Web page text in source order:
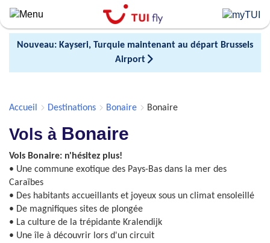
Skip
to
main
contentNouveau: Kayseri, Turquie maintenant au départ Brussels
Airport
Accueil Destinations Bonaire Bonaire
Vols à Bonaire
Vols Bonaire: n'hésitez plus!
• Une commune exotique des Pays-Bas dans la mer des
Caraïbes
• Des habitants accueillants et joyeux sous un climat ensoleillé
• De magnifiques sites de plongée
• La culture de la trépidante Kralendijk
• Une île à découvrir lors d'un circuit